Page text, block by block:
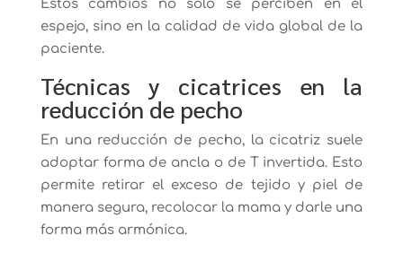
Estos cambios no solo se perciben en el
espejo, sino en la calidad de vida global de la
paciente.
Técnicas y cicatrices en la
reducción de pecho
En una reducción de pecho, la cicatriz suele
adoptar forma de ancla o de T invertida. Esto
permite retirar el exceso de tejido y piel de
manera segura, recolocar la mama y darle una
forma más armónica.